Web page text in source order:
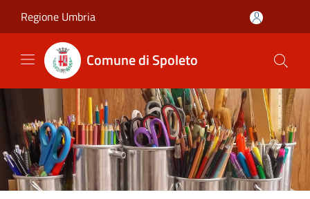
Regione Umbria
Comune di Spoleto